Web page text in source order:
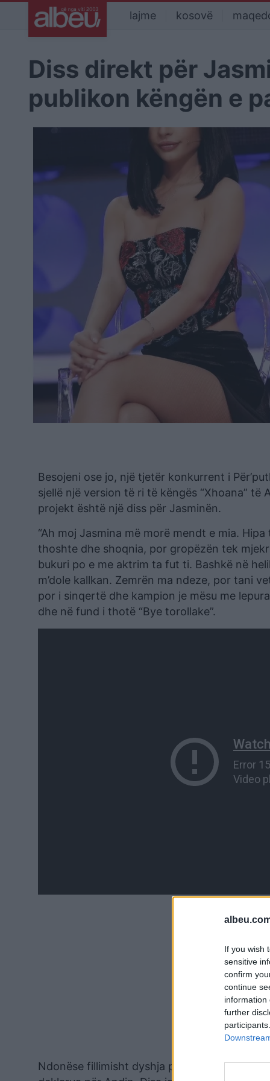
If you wish
sensitive
confirm
continue
information
further
lajme kosovë
Diss direkt për
publikon këngën e
Besojeni ose jo, një tjetër konkurrent i
sjellë një version të ri të këngës “Xhoana”
projekt është një diss për Jasminën.
“Ah moj Jasmina më morë mendt e mia.
thoshte dhe shoqnia, por gropëzën tek
bukuri po e me aktrim ta fut ti. Bashkë në
m’dole kallkan. Zemrën ma ndeze, por tani
por i sinqertë dhe kampion je mësu me
dhe në fund i thotë “Bye torollake”.
Ndonëse fillimisht dyshja pati goxha